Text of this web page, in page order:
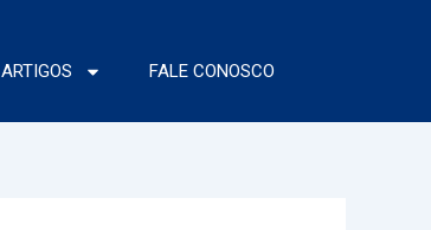
ARTIGOS FALE CONOSCO